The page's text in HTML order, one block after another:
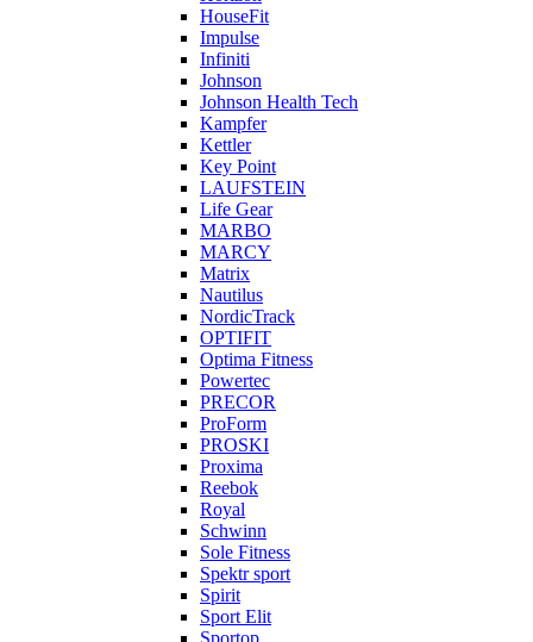
HouseFit
Impulse
Infiniti
Johnson
Johnson Health Tech
Kampfer
Kettler
Key Point
LAUFSTEIN
Life Gear
MARBO
MARCY
Matrix
Nautilus
NordicTrack
OPTIFIT
Optima Fitness
Powertec
PRECOR
ProForm
PROSKI
Proxima
Reebok
Royal
Schwinn
Sole Fitness
Spektr sport
Spirit
Sport Elit
Sportop